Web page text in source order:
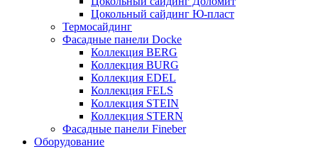
Цокольный сайдинг Ю-пласт
Термосайдинг
Фасадные панели Docke
Коллекция BERG
Коллекция BURG
Коллекция EDEL
Коллекция FELS
Коллекция STEIN
Коллекция STERN
Фасадные панели Fineber
Оборудование